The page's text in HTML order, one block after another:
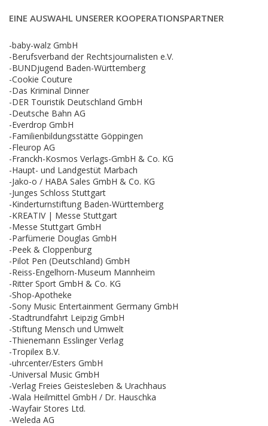
EINE AUSWAHL UNSERER KOOPERATIONSPARTNER
-baby-walz GmbH
-Berufsverband der Rechtsjournalisten e.V.
-BUNDjugend Baden-Württemberg
-Cookie Couture
-Das Kriminal Dinner
-DER Touristik Deutschland GmbH
-Deutsche Bahn AG
-Everdrop GmbH
-Familienbildungsstätte Göppingen
-Fleurop AG
-Franckh-Kosmos Verlags-GmbH & Co. KG
-Haupt- und Landgestüt Marbach
-Jako-o / HABA Sales GmbH & Co. KG
-Junges Schloss Stuttgart
-Kinderturnstiftung Baden-Württemberg
-KREATIV | Messe Stuttgart
-Messe Stuttgart GmbH
-Parfümerie Douglas GmbH
-Peek & Cloppenburg
-Pilot Pen (Deutschland) GmbH
-Reiss-Engelhorn-Museum Mannheim
-Ritter Sport GmbH & Co. KG
-Shop-Apotheke
-Sony Music Entertainment Germany GmbH
-Stadtrundfahrt Leipzig GmbH
-Stiftung Mensch und Umwelt
-Thienemann Esslinger Verlag
-Tropilex B.V.
-uhrcenter/Esters GmbH
-Universal Music GmbH
-Verlag Freies Geistesleben & Urachhaus
-Wala Heilmittel GmbH / Dr. Hauschka
-Wayfair Stores Ltd.
-Weleda AG